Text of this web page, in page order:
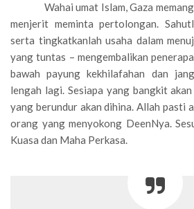
Wahai umat Islam, Gaza
menjerit meminta pertolongan.
serta tingkatkanlah usaha dalam
yang tuntas – mengembalikan
bawah payung kekhilafahan dan
lengah lagi. Sesiapa yang bangkit
yang berundur akan dihina. Allah pasti
orang yang menyokong DeenNya.
Kuasa dan Maha Perkasa.